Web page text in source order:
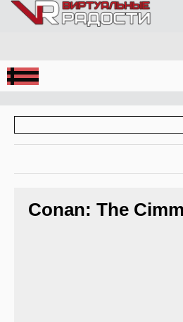
Jump to Navigation
Conan: The